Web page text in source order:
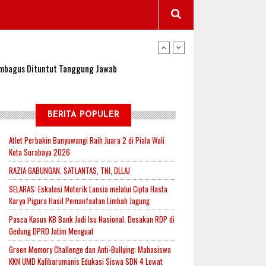
Jadi Lokasi Uji Coba Program NADI JKN
Dituntut Tanggung Jawab
Padi, Proyeksi Hasil Capai 2,4 Ton Gabah
Indonesia.id Perkuat Sinergitas Lewat Ngopi
untuk Mendukung Ketahanan Pangan Nasional
Jadi Lokasi Uji Coba Program NADI JKN
BERITA POPULER
Atlet Perbakin Banyuwangi Raih Juara 2 di Piala Wali
Kota Surabaya 2026
RAZIA GABUNGAN, SATLANTAS, TNI, DLLAJ
SELARAS: Eskalasi Motorik Lansia melalui Cipta Hasta
Karya Pigura Hasil Pemanfaatan Limbah Jagung
Pasca Kasus KB Bank Jadi Isu Nasional. Desakan RDP di
Gedung DPRD Jatim Menguat
Green Memory Challenge dan Anti-Bullying: Mahasiswa
KKN UMD Kalibarumanis Edukasi Siswa SDN 4 Lewat